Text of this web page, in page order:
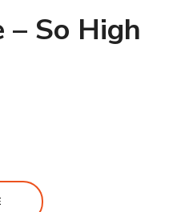
– So High